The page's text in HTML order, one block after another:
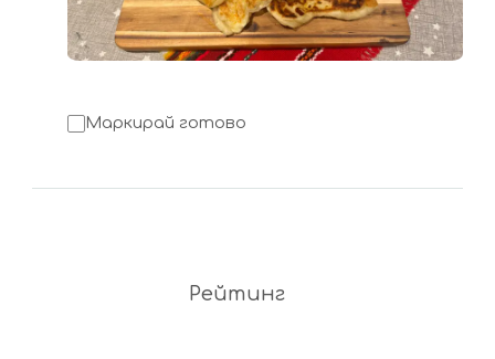
Маркирай готово
Рейтинг